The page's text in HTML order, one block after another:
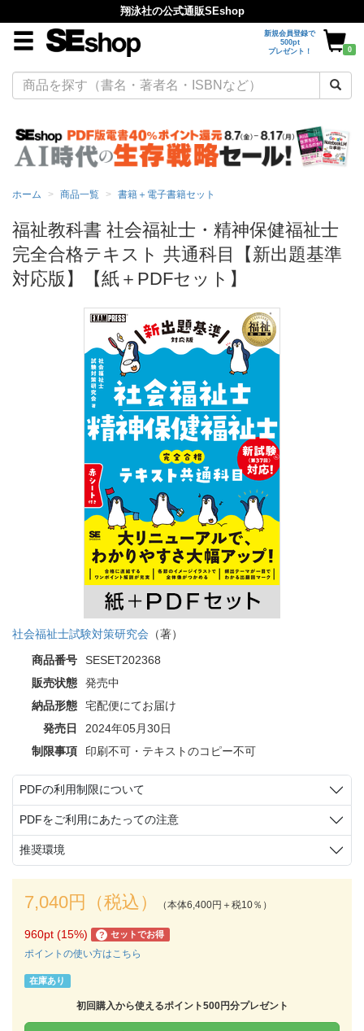
翔泳社の公式通販SEshop
新規会員登録で
500pt
プレゼント！
0
ホーム 商品一覧 書籍＋電子書籍セット
福祉教科書 社会福祉士・精神保健福祉士
完全合格テキスト 共通科目【新出題基準
対応版】【紙＋PDFセット】
社会福祉士試験対策研究会 （著）
商品番号
SESET202368
販売状態
発売中
納品形態
宅配便にてお届け
発売日
2024年05月30日
制限事項
印刷不可・テキストのコピー不可
PDFの利用制限について
PDFをご利用にあたっての注意
推奨環境
7,040円（税込） （本体6,400円＋税10％）
960pt (15%) ? セットでお得
ポイントの使い方はこちら
在庫あり
初回購入から使えるポイント500円分プレゼント